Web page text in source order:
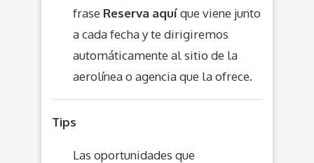
frase Reserva aquíque viene junto
a cada fecha y te dirigiremos
automáticamente al sitio de la
aerolínea o agencia que la ofrece.
Tips
Las oportunidades que